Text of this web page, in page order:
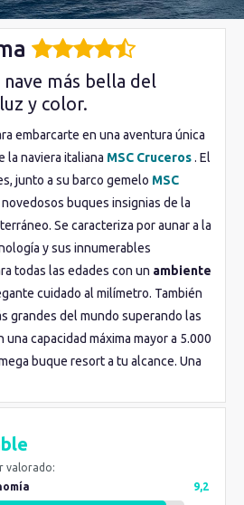
más bella del
y color.
embarcarte en una aventura única
la naviera italiana MSC Cruceros. El
junto a su barco gemelo MSC
buques insignias de la
Se caracteriza por aunar a la
y sus innumerables
todas las edades con un ambiente
cuidado al milímetro. También
grandes del mundo superando las
capacidad máxima mayor a 5.000
buque resort a tu alcance. Una
de la gran Galleria Bellissima: un
y casi 100 m de largo lleno
animación constante. Para coronar a
una auténtica
en vivo eventos, la puesta de sol...
valorado:
9,2